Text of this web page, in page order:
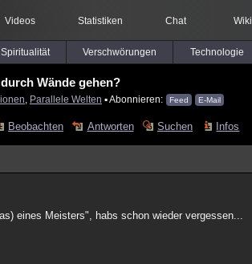
Videos Statistiken Chat Wiki
Spiritualität Verschwörungen Technologie
Wände gehen?
Parallele Welten ▪ Abonnieren: Feed E-Mail
Beobachten Antworten Suchen Infos
eines Meisters", habs schon wieder vergessen...